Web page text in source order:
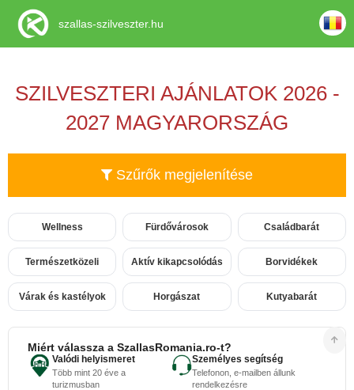
SZILVESZTERI AJÁNLATOK 2026 -
2027 MAGYARORSZÁG
Szűrők megjelenítése
Wellness Fürdővárosok Családbarát
Természetközeli Aktív kikapcsolódás Borvidékek
Várak és kastélyok Horgászat Kutyabarát
Miért válassza a SzallasRomania.ro-t?
Valódi helyismeret
Több mint 20 éve a
turizmusban
Személyes segítség
Telefonon, e-mailben állunk
rendelkezésre
szallas-szilveszter.hu